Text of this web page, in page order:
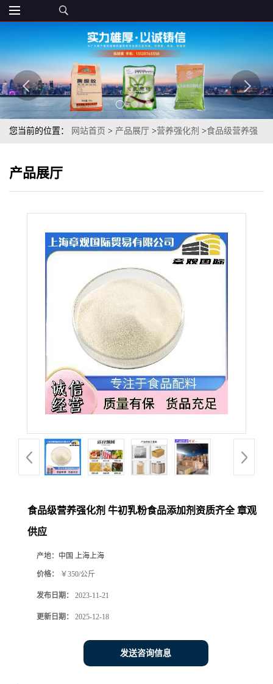
您当前的位置： 网站首页 > 产品展厅 >营养强化剂 >食品级营养强
产品展厅
食品级营养强化剂 牛初乳粉食品添加剂资质齐全 章观
供应
产地： 中国 上海上海
价格： ￥350/公斤
发布日期： 2023-11-21
更新日期： 2025-12-18
发送咨询信息